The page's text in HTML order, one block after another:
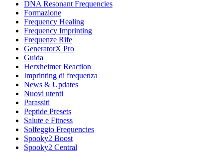
DNA Resonant Frequencies
Formazione
Frequency Healing
Frequency Imprinting
Frequenze Rife
GeneratorX Pro
Guida
Herxheimer Reaction
Imprinting di frequenza
News & Updates
Nuovi utenti
Parassiti
Peptide Presets
Salute e Fitness
Solfeggio Frequencies
Spooky2 Boost
Spooky2 Central